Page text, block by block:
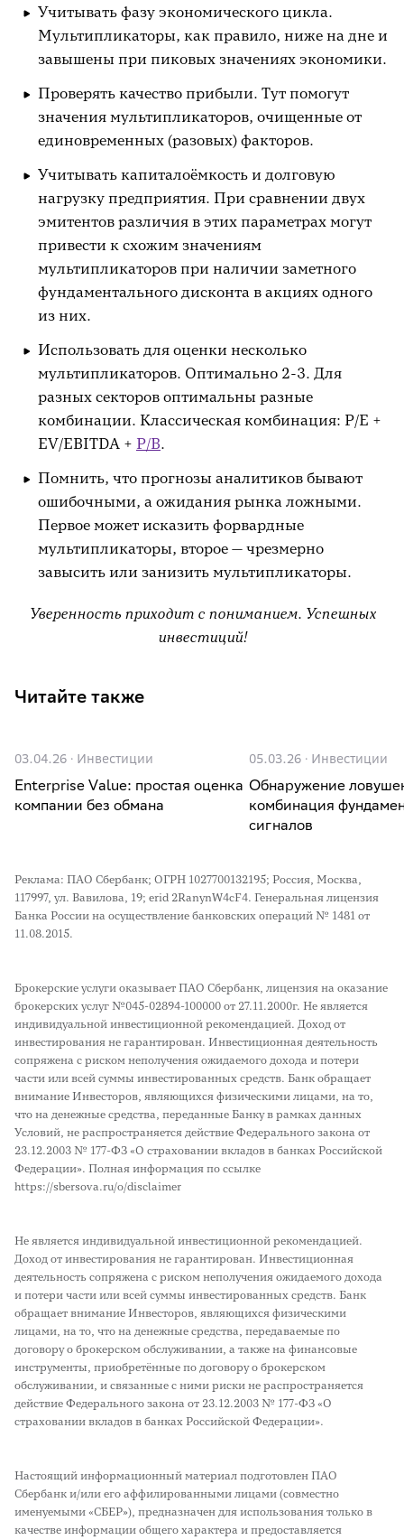
Учитывать фазу экономического цикла.
Мультипликаторы, как правило, ниже на дне и
завышены при пиковых значениях экономики.
Проверять качество прибыли. Тут помогут
значения мультипликаторов, очищенные от
единовременных (разовых) факторов.
Учитывать капиталоёмкость и долговую
нагрузку предприятия. При сравнении двух
эмитентов различия в этих параметрах могут
привести к схожим значениям
мультипликаторов при наличии заметного
фундаментального дисконта в акциях одного
из них.
Использовать для оценки несколько
мультипликаторов. Оптимально 2-3. Для
разных секторов оптимальны разные
комбинации. Классическая комбинация: P/E +
EV/EBITDA + P/B.
Помнить, что прогнозы аналитиков бывают
ошибочными, а ожидания рынка ложными.
Первое может исказить форвардные
мультипликаторы, второе — чрезмерно
завысить или занизить мультипликаторы.
Уверенность приходит с пониманием. Успешных
инвестиций!
Читайте также
03.04.26 · Инвестиции
Enterprise Value: простая оценка
компании без обмана
05.03.26 · Инвестиции
Обнаружение
комбинация
сигналов
Реклама: ПАО Сбербанк; ОГРН 1027700132195; Россия, Москва,
117997, ул. Вавилова, 19; erid 2RanynW4cF4. Генеральная лицензия
Банка России на осуществление банковских операций № 1481 от
11.08.2015.
Брокерские услуги оказывает ПАО Сбербанк, лицензия на оказание
брокерских услуг №045-02894-100000 от 27.11.2000г. Не является
индивидуальной инвестиционной рекомендацией. Доход от
инвестирования не гарантирован. Инвестиционная деятельность
сопряжена с риском неполучения ожидаемого дохода и потери
части или всей суммы инвестированных средств. Банк обращает
внимание Инвесторов, являющихся физическими лицами, на то,
что на денежные средства, переданные Банку в рамках данных
Условий, не распространяется действие Федерального закона от
23.12.2003 № 177-ФЗ «О страховании вкладов в банках Российской
Федерации». Полная информация по ссылке
https://sbersova.ru/o/disclaimer
Не является индивидуальной инвестиционной рекомендацией.
Доход от инвестирования не гарантирован. Инвестиционная
деятельность сопряжена с риском неполучения ожидаемого дохода
и потери части или всей суммы инвестированных средств. Банк
обращает внимание Инвесторов, являющихся физическими
лицами, на то, что на денежные средства, передаваемые по
договору о брокерском обслуживании, а также на финансовые
инструменты, приобретённые по договору о брокерском
обслуживании, и связанные с ними риски не распространяется
действие Федерального закона от 23.12.2003 № 177-ФЗ «О
страховании вкладов в банках Российской Федерации».
Настоящий информационный материал подготовлен ПАО
Сбербанк и/или его аффилированными лицами (совместно
именуемыми «СБЕР»), предназначен для использования только в
качестве информации общего характера и предоставляется